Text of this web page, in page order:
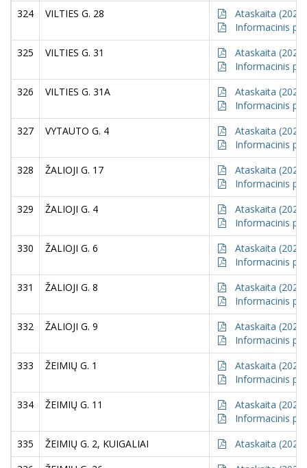
324
VILTIES G. 28
Ataskaita (2021)
Informacinis
325
VILTIES G. 31
Ataskaita (2021)
Informacinis
326
VILTIES G. 31A
Ataskaita (2021)
Informacinis
327
VYTAUTO G. 4
Ataskaita (2021)
Informacinis
328
ŽALIOJI G. 17
Ataskaita (2021)
Informacinis
329
ŽALIOJI G. 4
Ataskaita (2021)
Informacinis
330
ŽALIOJI G. 6
Ataskaita (2021)
Informacinis
331
ŽALIOJI G. 8
Ataskaita (2021)
Informacinis
332
ŽALIOJI G. 9
Ataskaita (2021)
Informacinis
333
ŽEIMIŲ G. 1
Ataskaita (2021)
Informacinis
334
ŽEIMIŲ G. 11
Ataskaita (2021)
Informacinis
335
ŽEIMIŲ G. 2, KUIGALIAI
Ataskaita (2021)